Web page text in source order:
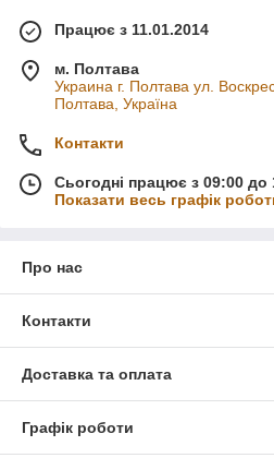
Працює з 11.01.2014
м. Полтава
Украина г. Полтава ул.
Полтава, Україна
Контакти
Сьогодні працює з 09:00 до
Показати весь графік
Про нас
Контакти
Доставка та оплата
Графік роботи